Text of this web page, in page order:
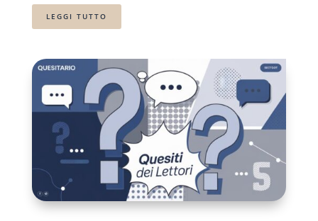
LEGGI TUTTO